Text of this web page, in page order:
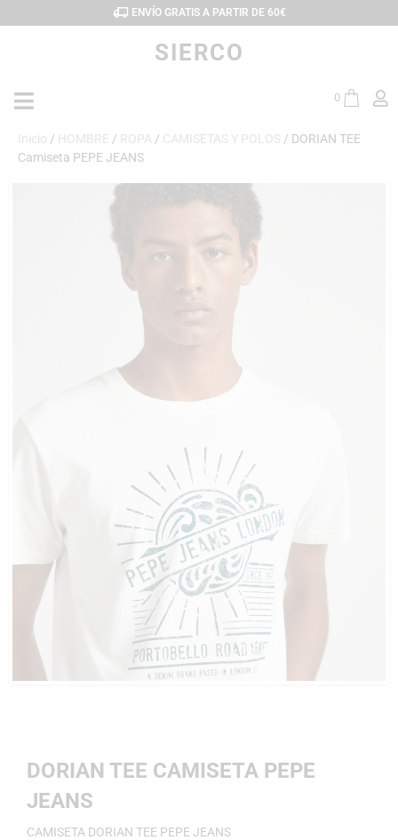
ENVÍO GRATIS A PARTIR DE 60€
SIERCO
0
Inicio / HOMBRE / ROPA / CAMISETAS Y POLOS / DORIAN TEE
Camiseta PEPE JEANS
DORIAN TEE CAMISETA PEPE
JEANS
CAMISETA DORIAN TEE PEPE JEANS